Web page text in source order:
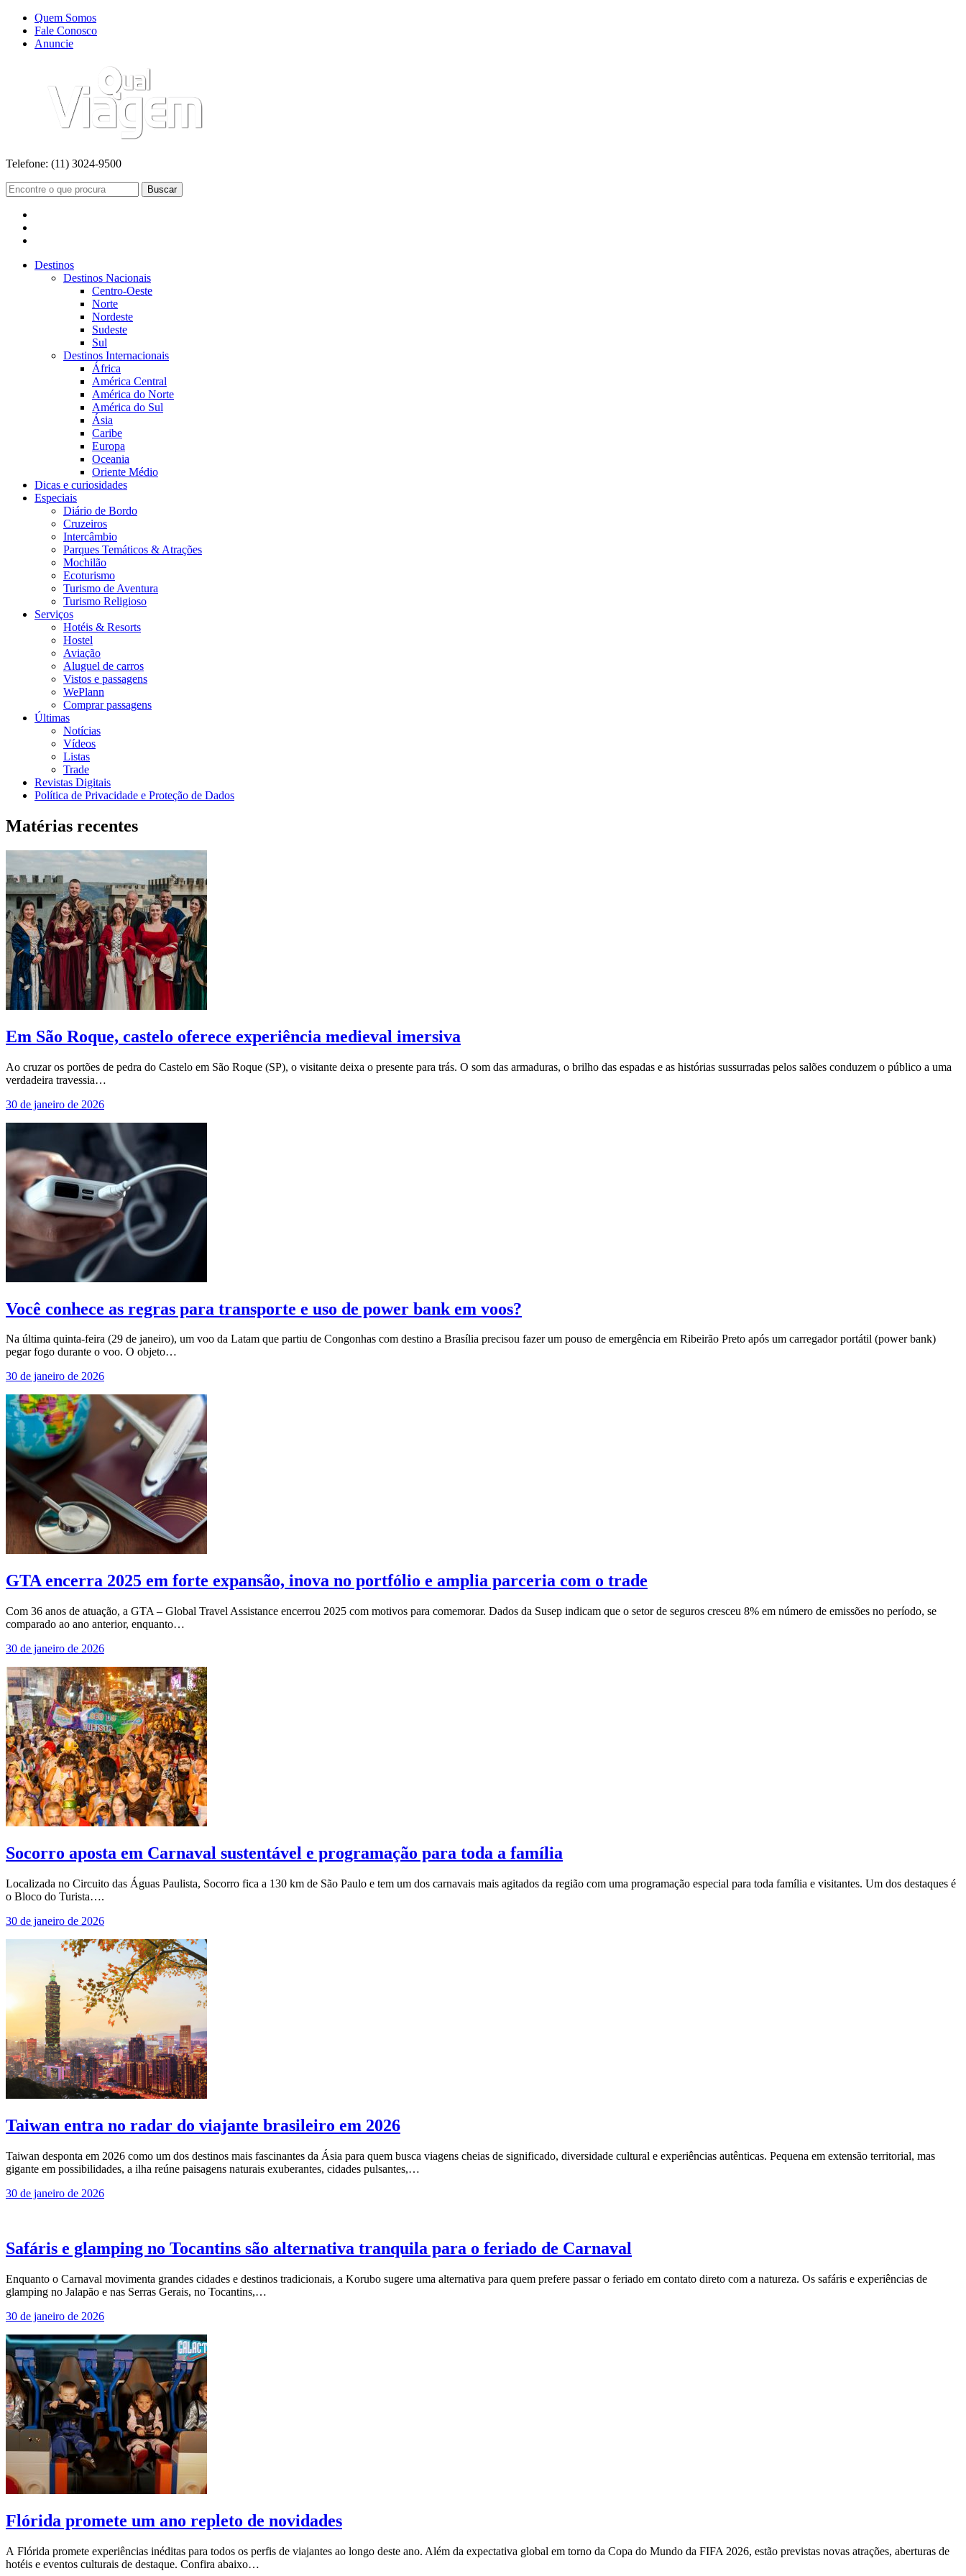
Quem Somos
Fale Conosco
Anuncie
Telefone: (11) 3024-9500
Buscar
Destinos
Destinos Nacionais
Centro-Oeste
Norte
Nordeste
Sudeste
Sul
Destinos Internacionais
África
América Central
América do Norte
América do Sul
Ásia
Caribe
Europa
Oceania
Oriente Médio
Dicas e curiosidades
Especiais
Diário de Bordo
Cruzeiros
Intercâmbio
Parques Temáticos & Atrações
Mochilão
Ecoturismo
Turismo de Aventura
Turismo Religioso
Serviços
Hotéis & Resorts
Hostel
Aviação
Aluguel de carros
Vistos e passagens
WePlann
Comprar passagens
Últimas
Notícias
Vídeos
Listas
Trade
Revistas Digitais
Política de Privacidade e Proteção de Dados
Matérias recentes
Em São Roque, castelo oferece experiência medieval imersiva
Ao cruzar os portões de pedra do Castelo em São Roque (SP), o visitante deixa o presente para trás. O som das armaduras, o brilho das espadas e as histórias sussurradas pelos salões conduzem o público a uma
verdadeira travessia…
30 de janeiro de 2026
Você conhece as regras para transporte e uso de power bank em voos?
Na última quinta-feira (29 de janeiro), um voo da Latam que partiu de Congonhas com destino a Brasília precisou fazer um pouso de emergência em Ribeirão Preto após um carregador portátil (power bank)
pegar fogo durante o voo. O objeto…
30 de janeiro de 2026
GTA encerra 2025 em forte expansão, inova no portfólio e amplia parceria com o trade
Com 36 anos de atuação, a GTA – Global Travel Assistance encerrou 2025 com motivos para comemorar. Dados da Susep indicam que o setor de seguros cresceu 8% em número de emissões no período, se
comparado ao ano anterior, enquanto…
30 de janeiro de 2026
Socorro aposta em Carnaval sustentável e programação para toda a família
Localizada no Circuito das Águas Paulista, Socorro fica a 130 km de São Paulo e tem um dos carnavais mais agitados da região com uma programação especial para toda família e visitantes. Um dos destaques é
o Bloco do Turista….
30 de janeiro de 2026
Taiwan entra no radar do viajante brasileiro em 2026
Taiwan desponta em 2026 como um dos destinos mais fascinantes da Ásia para quem busca viagens cheias de significado, diversidade cultural e experiências autênticas. Pequena em extensão territorial, mas
gigante em possibilidades, a ilha reúne paisagens naturais exuberantes, cidades pulsantes,…
30 de janeiro de 2026
Safáris e glamping no Tocantins são alternativa tranquila para o feriado de Carnaval
Enquanto o Carnaval movimenta grandes cidades e destinos tradicionais, a Korubo sugere uma alternativa para quem prefere passar o feriado em contato direto com a natureza. Os safáris e experiências de
glamping no Jalapão e nas Serras Gerais, no Tocantins,…
30 de janeiro de 2026
Flórida promete um ano repleto de novidades
A Flórida promete experiências inéditas para todos os perfis de viajantes ao longo deste ano. Além da expectativa global em torno da Copa do Mundo da FIFA 2026, estão previstas novas atrações, aberturas de
hotéis e eventos culturais de destaque. Confira abaixo…